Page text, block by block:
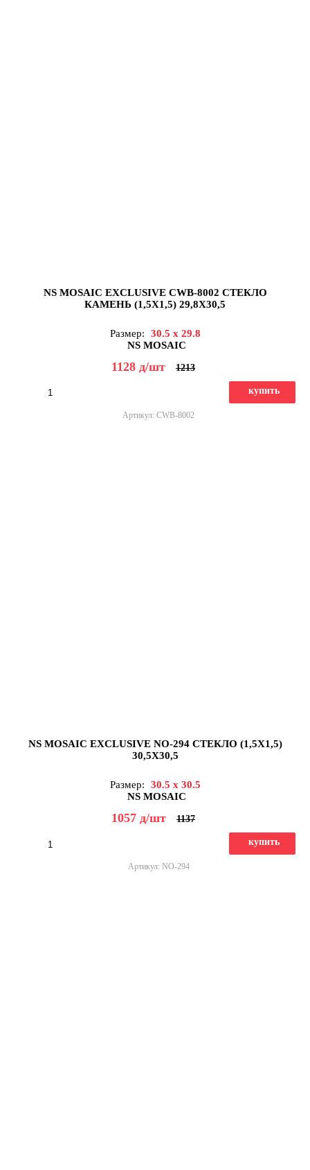
NS MOSAIC EXCLUSIVE CWB-8002 СТЕКЛО
КАМЕНЬ (1,5X1,5) 29,8X30,5
Размер:
30.5 x 29.8
NS MOSAIC
1128 д/шт 1213
купить
Артикул: CWB-8002
NS MOSAIC EXCLUSIVE NO-294 СТЕКЛО (1,5X1,5)
30,5X30,5
Размер:
30.5 x 30.5
NS MOSAIC
1057 д/шт 1137
купить
Артикул: NO-294